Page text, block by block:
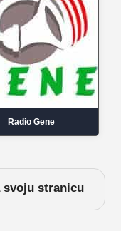
Radio Gene
svoju stranicu